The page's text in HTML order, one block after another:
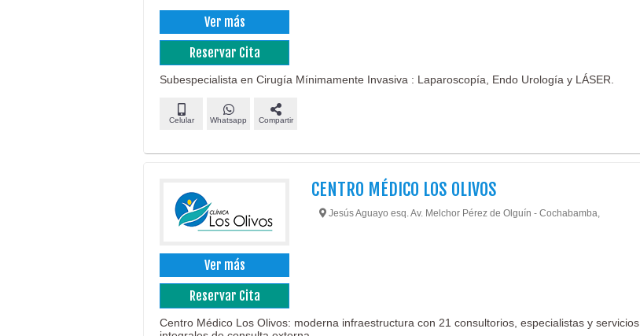
Ver más
Reservar Cita
Subespecialista en Cirugía Mínimamente Invasiva : Laparoscopía, Endo Urología y LÁSER.
Celular Whatsapp Compartir
Ver más
Reservar Cita
CENTRO MÉDICO LOS OLIVOS
Jesús Aguayo esq. Av. Melchor Pérez de Olguín - Cochabamba,
Centro Médico Los Olivos: moderna infraestructura con 21 consultorios, especialistas y servicios